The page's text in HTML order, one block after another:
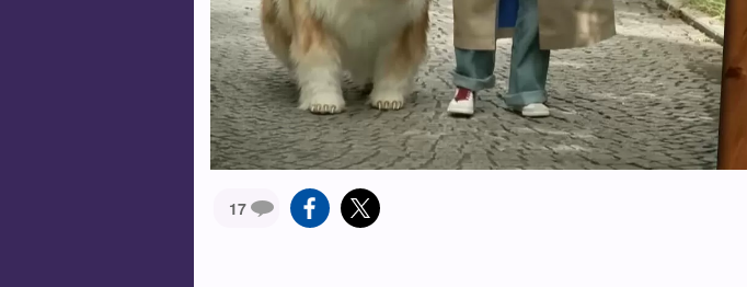
17